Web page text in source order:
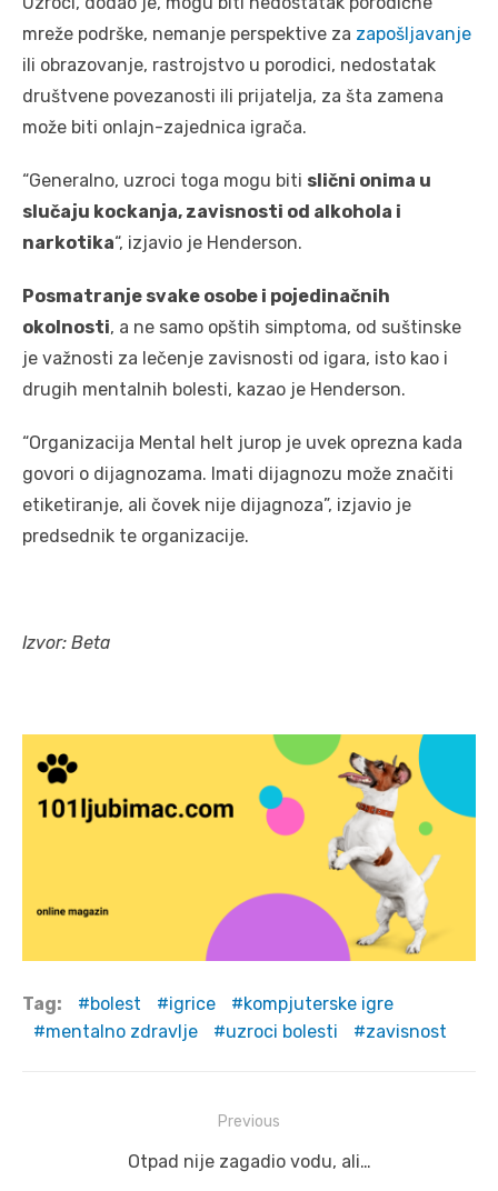
mreže podrške, nemanje perspektive za zapošljavanje
ili obrazovanje, rastrojstvo u porodici, nedostatak
društvene povezanosti ili prijatelja, za šta zamena
može biti onlajn-zajednica igrača.
“Generalno, uzroci toga mogu biti slični onima u
slučaju kockanja, zavisnosti od alkohola i
narkotika“, izjavio je Henderson.
Posmatranje svake osobe i pojedinačnih
okolnosti, a ne samo opštih simptoma, od suštinske
je važnosti za lečenje zavisnosti od igara, isto kao i
drugih mentalnih bolesti, kazao je Henderson.
“Organizacija Mental helt jurop je uvek oprezna kada
govori o dijagnozama. Imati dijagnozu može značiti
etiketiranje, ali čovek nije dijagnoza”, izjavio je
predsednik te organizacije.
Izvor: Beta
Tag: bolest igrice
kompjuterske igre
mentalno zdravlje
uzroci bolesti zavisnost
navigation
Previous
Previous
Otpad nije zagadio vodu, ali…